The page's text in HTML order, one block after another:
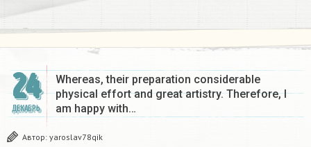
24
ДЕКАБРЬ
Whereas, their preparation considerable
physical effort and great artistry. Therefore, I
am happy with…
Автор: yaroslav78qik